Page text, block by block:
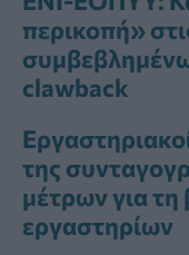
περικοπή»
clawback
της
μέτρων για
εργαστηρίων